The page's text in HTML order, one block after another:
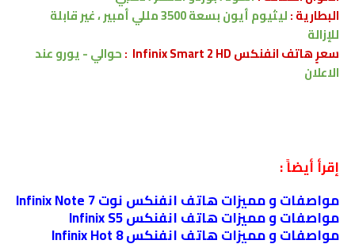
البطارية :ليثيوم أيونبسعة
3500 مللي أمبير ، غير قابلة
للإزالة
سعرٍ هاتف انفنكس Infinix Smart 2 HD :
حوالي - يوروعند
الاعلان
إقرأ أيضاً :
مواصفات و مميزات هاتف انفنكس نوت Infinix Note 7
مواصفات و مميزات هاتف انفنكس Infinix S5
مواصفات و مميزات هاتف انفنكس Infinix Hot 8